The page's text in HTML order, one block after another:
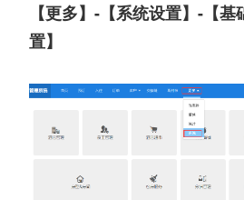
【更多】-【系统设置】-【
置】